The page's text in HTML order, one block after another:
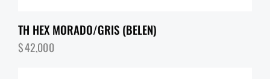
TH HEX MORADO/GRIS (BELEN)
$42,000